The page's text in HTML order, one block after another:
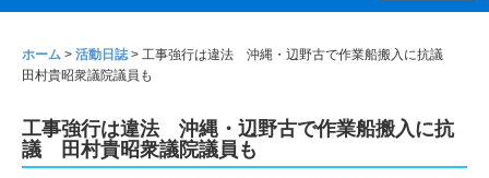
ホーム > 活動日誌> 工事強行は違法 沖縄・辺野古で作業船搬入に抗議
田村貴昭衆議院議員も
工事強行は違法 沖縄・辺野古で作業船搬入に抗
議 田村貴昭衆議院議員も